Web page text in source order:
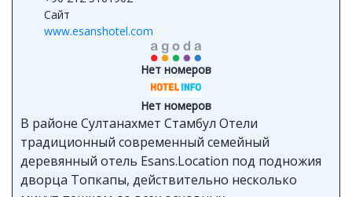
Сайт
www.esanshotel.com
Нет номеров
Нет номеров
В районе Султанахмет Стамбул Отели
традиционный современный семейный
деревянный отель Esans.Location под подножия
дворца Топкапы, действительно несколько